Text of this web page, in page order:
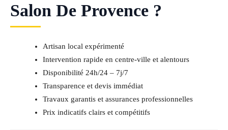
Salon De Provence ?
Artisan local expérimenté
Intervention rapide en centre-ville et alentours
Disponibilité 24h/24 – 7j/7
Transparence et devis immédiat
Travaux garantis et assurances professionnelles
Prix indicatifs clairs et compétitifs